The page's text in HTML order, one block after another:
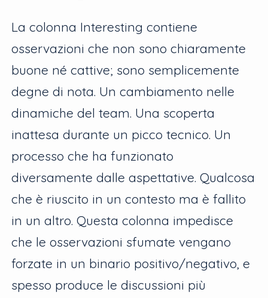
La colonna Interesting contiene
osservazioni che non sono chiaramente
buone né cattive; sono semplicemente
degne di nota. Un cambiamento nelle
dinamiche del team. Una scoperta
inattesa durante un picco tecnico. Un
processo che ha funzionato
diversamente dalle aspettative. Qualcosa
che è riuscito in un contesto ma è fallito
in un altro. Questa colonna impedisce
che le osservazioni sfumate vengano
forzate in un binario positivo/negativo, e
spesso produce le discussioni più